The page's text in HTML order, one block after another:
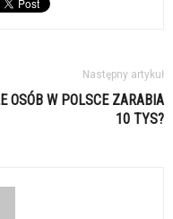
Następny artykuł
OSÓB W POLSCE ZARABIA
10 TYS?